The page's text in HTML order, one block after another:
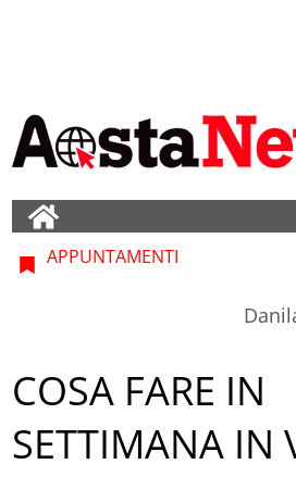
APPUNTAMENTI
COSA FARE IN
SETTIMANA IN